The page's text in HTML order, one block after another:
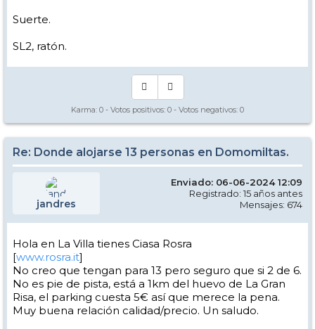
Suerte.
SL2, ratón.
Karma: 0 - Votos positivos: 0 - Votos negativos: 0
Re: Donde alojarse 13 personas en Domomiltas.
jandres
Enviado: 06-06-2024 12:09
Registrado: 15 años antes
Mensajes: 674
Hola en La Villa tienes Ciasa Rosra
[www.rosra.it]
No creo que tengan para 13 pero seguro que si 2 de 6.
No es pie de pista, está a 1km del huevo de La Gran
Risa, el parking cuesta 5€ así que merece la pena.
Muy buena relación calidad/precio. Un saludo.